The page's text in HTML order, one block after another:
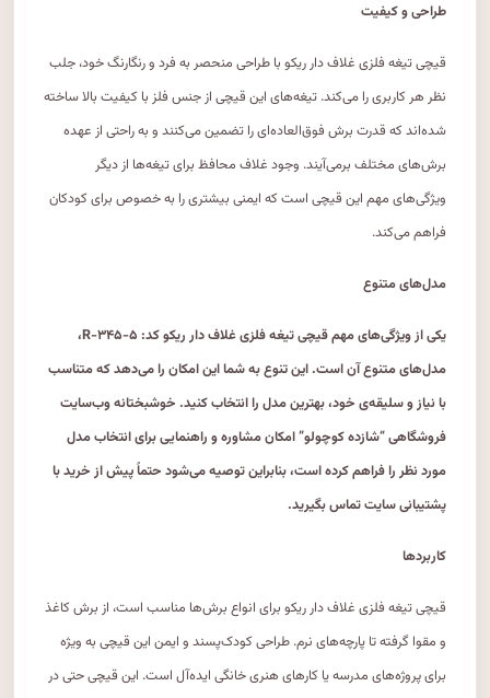
طراحی و کیفیت
قیچی تیغه فلزی غلاف دار ریکو با طراحی منحصر به فرد و رنگارنگ خود، جلب
نظر هر کاربری را می‌کند. تیغه‌های این قیچی از جنس فلز با کیفیت بالا ساخته
شده‌اند که قدرت برش فوق‌العاده‌ای را تضمین می‌کنند و به راحتی از عهده
برش‌های مختلف برمی‌آیند. وجود غلاف محافظ برای تیغه‌ها از دیگر
ویژگی‌های مهم این قیچی است که ایمنی بیشتری را به خصوص برای کودکان
فراهم می‌کند.
مدل‌های متنوع
یکی از ویژگی‌های مهم قیچی تیغه فلزی غلاف دار ریکو کد: R-۳۴۵-۵،
مدل‌های متنوع آن است. این تنوع به شما این امکان را می‌دهد که متناسب
با نیاز و سلیقه‌ی خود، بهترین مدل را انتخاب کنید. خوشبختانه وب‌سایت
فروشگاهی “شازده کوچولو” امکان مشاوره و راهنمایی برای انتخاب مدل
مورد نظر را فراهم کرده است، بنابراین توصیه می‌شود حتماً پیش از خرید با
پشتیبانی سایت تماس بگیرید.
کاربردها
قیچی تیغه فلزی غلاف دار ریکو برای انواع برش‌ها مناسب است، از برش کاغذ
و مقوا گرفته تا پارچه‌های نرم. طراحی کودک‌پسند و ایمن این قیچی به ویژه
برای پروژه‌های مدرسه یا کارهای هنری خانگی ایده‌آل است. این قیچی حتی در